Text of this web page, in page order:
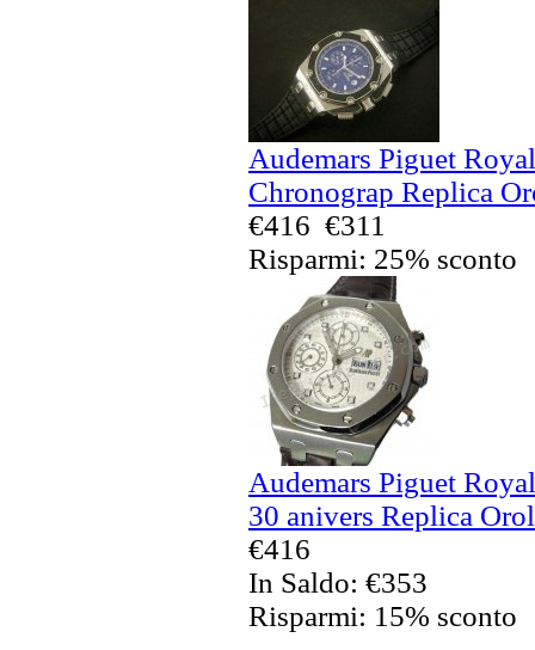
Audemars Piguet
Chronograp Replica
€416 €311
Risparmi: 25% sconto
Audemars Piguet
30 anivers Replica
€416
In Saldo: €353
Risparmi: 15% sconto